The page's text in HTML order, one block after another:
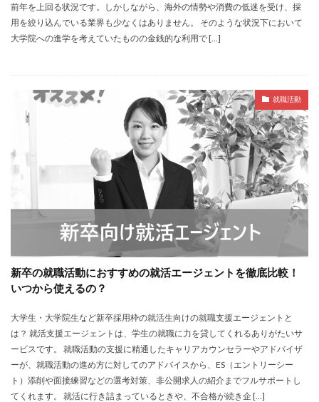
前年を上回る状況です。しかしながら、海外の情勢や消費の低迷を受け、採
用を絞り込んでいる業界も少なくはありません。 そのような状況下において
大学院への進学を考えていたものの金銭的な利用で […]
就職活動
新卒の就職活動におすすめの就活エージェントを徹底比較！
いつから使えるの？
大学生・大学院生など新卒採用枠の就活生向けの就職支援エージェントと
は？ 就活支援エージェントは、学生の就職に力を貸してくれるありがたいサ
ービスです。 就職活動の支援に精通したキャリアカウンセラーやアドバイザ
ーが、就職活動の進め方に対してのアドバイスから、ES（エントリーシー
ト）添削や面接練習などの選考対策、非公開求人の紹介までフルサポートし
てくれます。 就活に行き詰まっているときや、不合格が続き企 […]